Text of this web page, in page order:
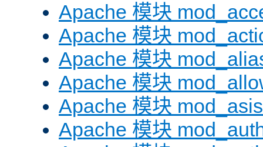
Apache 模块
Apache 模块
Apache 模块
Apache 模块
Apache 模块 mod_asis
Apache 模块